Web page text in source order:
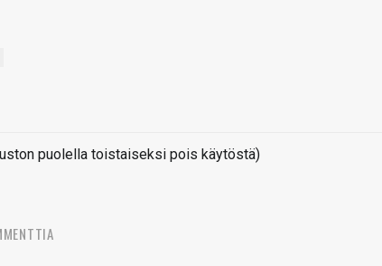
puolella toistaiseksi pois käytöstä)